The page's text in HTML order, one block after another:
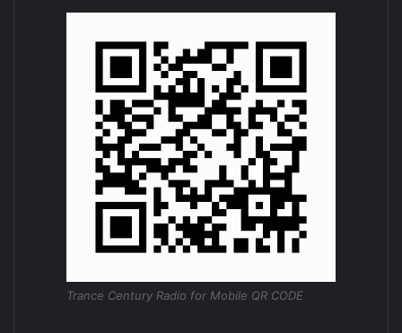
31 No-So – I Do Both Jay & Jane /VICTIMS HELPLINE/
Понравился выпуск?
Trance Century Radio for Mobile QR CODE